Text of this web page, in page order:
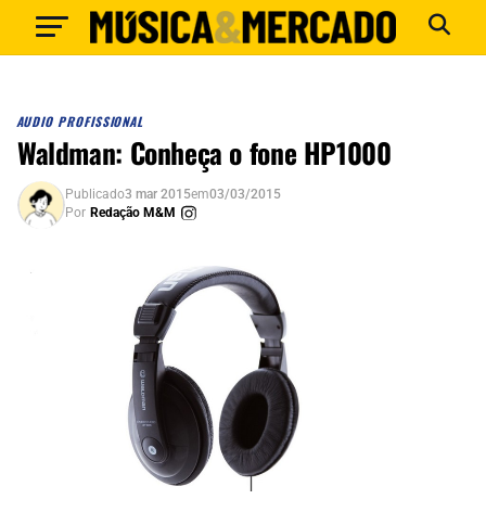
AUDIO PROFISSIONAL
Waldman: Conheça o fone HP1000
Publicado3 mar 2015em03/03/2015
Por Redação M&M